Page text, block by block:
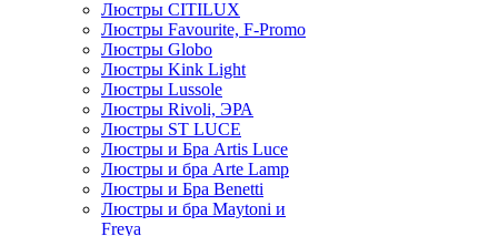
Люстры CITILUX
Люстры Favourite, F-Promo
Люстры Globo
Люстры Kink Light
Люстры Lussole
Люстры Rivoli, ЭРА
Люстры ST LUCE
Люстры и Бра Artis Luce
Люстры и бра Arte Lamp
Люстры и Бра Benetti
Люстры и бра Maytoni и
Freya